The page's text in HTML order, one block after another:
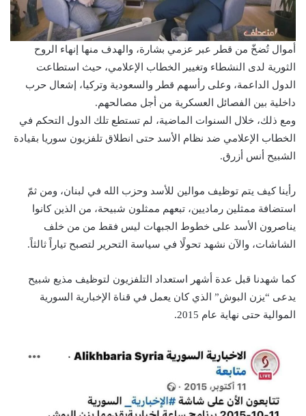
أموال تُضخّ من قطر عبر عزمي بشارة، والهدف منها إنهاء الروح
الثورية لدى النشطاء وتغيير الخطاب الإعلامي، حيث استطاعت
الدول الداعمة، وعلى رأسهم قطر والسعودية وتركيا، إشعال حرب
داخلية بين الفصائل العسكرية من أجل مصالحهم.
ومع ذلك، خلال السنوات الماضية، لم تستطع تلك الدول التحكم في
الخطاب الإعلامي ضد نظام الأسد حتى انطلاق تلفزيون سوريا بقيادة
الشبيح أنس أزرق.
رأينا كيف يتم توظيف موالين للأسد وحزب الله في لبنان، ومن ثمّ
استضافة ممثلين رماديين، تبعهم ممثلون شبيحة، من الذين كانوا
يناصرون الأسد على خطوط الجبهات ليس فقط من من خلف
الشاشات، والآن نشهد تحولًا في سياسة التحرير لتصبح تياراً ثالثاً.
كما شهدنا قبل عدة أشهر استعداد التلفزيون لتوظيف مذيع شبيح
يدعى “يزن البوش” الذي كان يعمل في قناة الإخبارية السورية
الموالية حتى نهاية عام 2015.